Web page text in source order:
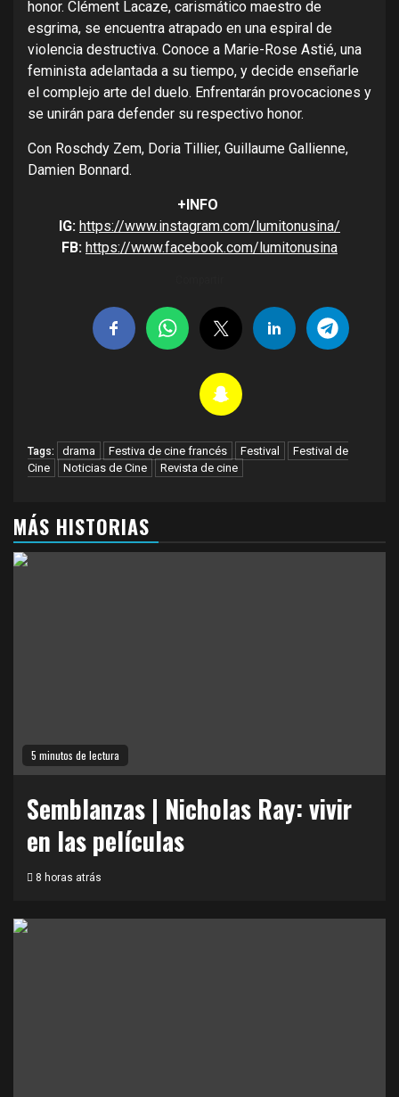
honor. Clément Lacaze, carismático maestro de
esgrima, se encuentra atrapado en una espiral de
violencia destructiva. Conoce a Marie-Rose Astié, una
feminista adelantada a su tiempo, y decide enseñarle
el complejo arte del duelo. Enfrentarán provocaciones y
se unirán para defender su respectivo honor.
Con Roschdy Zem, Doria Tillier, Guillaume Gallienne,
Damien Bonnard.
+INFO
IG: https://www.instagram.com/lumitonusina/
FB: https://www.facebook.com/lumitonusina
Tags: drama Festiva de cine francés Festival
Festival de
Cine
Noticias de Cine Revista de cine
MÁS HISTORIAS
5 minutos de lectura
Semblanzas | Nicholas Ray: vivir
en las películas
8 horas atrás